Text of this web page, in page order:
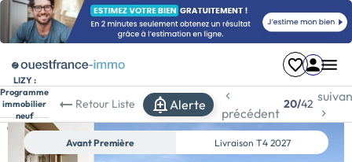
LIZY :
Programme
immobilier
neuf
à Nantes
Retour Liste Alerte
précédent
20/42
Avant Première Livraison T4 2027